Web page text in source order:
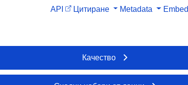
API Цитиране Metadata Embed
Качество